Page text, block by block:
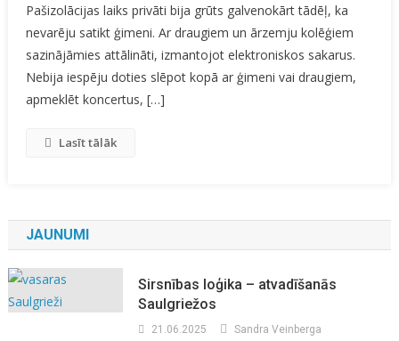
Labi,
Cik
Mākam
Pašizolācijas laiks privāti bija grūts galvenokārt tādēļ, ka
nevarēju satikt ģimeni. Ar draugiem un ārzemju kolēģiem
sazinājāmies attālināti, izmantojot elektroniskos sakarus.
Nebija iespēju doties slēpot kopā ar ģimeni vai draugiem,
apmeklēt koncertus, […]
Lasīt tālāk
JAUNUMI
Sirsnības loģika – atvadīšanās
Saulgriežos
21.06.2025 Sandra Veinberga